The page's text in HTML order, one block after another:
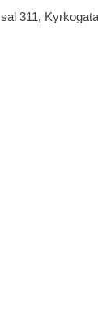
311,